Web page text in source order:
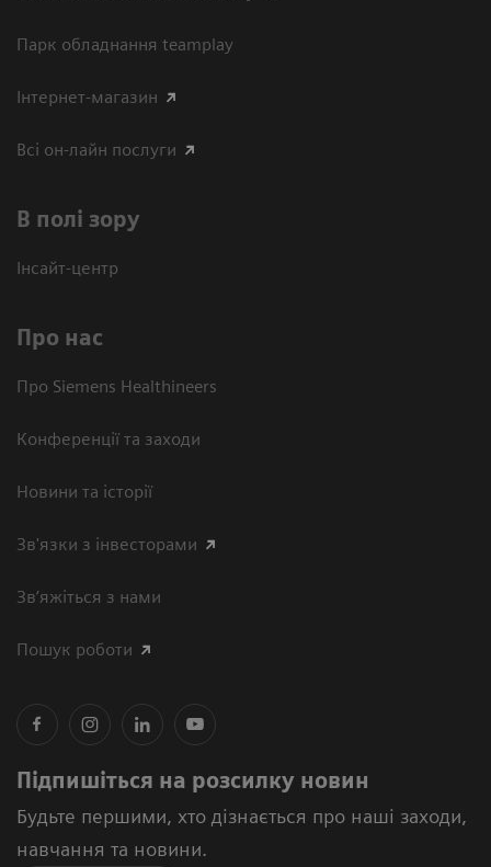
Парк обладнання teamplay
Інтернет-магазин
Всі он-лайн послуги
В полі зору
Інсайт-центр
Про нас
Про Siemens Healthineers
Конференції та заходи
Новини та історії
Зв'язки з інвесторами
Зв’яжіться з нами
Пошук роботи
Підпишіться на розсилку новин
Будьте першими, хто дізнається про наші заходи,
навчання та новини.